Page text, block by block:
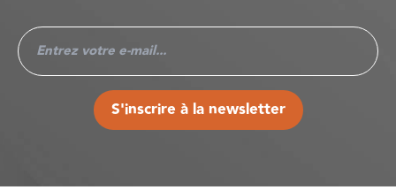
S'inscrire à la newsletter